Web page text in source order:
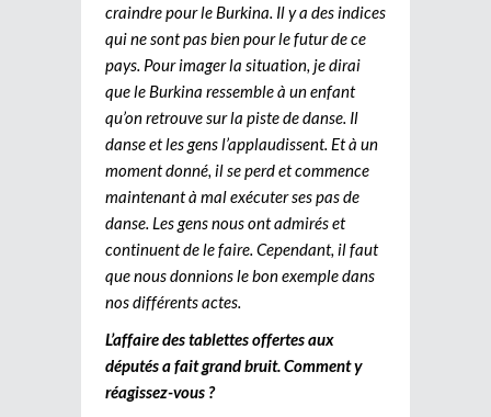
craindre pour le Burkina. Il y a des indices
qui ne sont pas bien pour le futur de ce
pays. Pour imager la situation, je dirai
que le Burkina ressemble à un enfant
qu’on retrouve sur la piste de danse. Il
danse et les gens l’applaudissent. Et à un
moment donné, il se perd et commence
maintenant à mal exécuter ses pas de
danse. Les gens nous ont admirés et
continuent de le faire. Cependant, il faut
que nous donnions le bon exemple dans
nos différents actes.
L’affaire des tablettes offertes aux
députés a fait grand bruit. Comment y
réagissez-vous ?